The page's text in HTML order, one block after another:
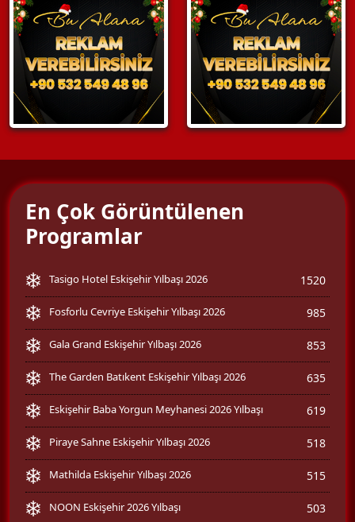
En Çok Görüntülenen
Programlar
Tasigo Hotel Eskişehir Yılbaşı 2026 1520
Fosforlu Cevriye Eskişehir Yılbaşı 2026 985
Gala Grand Eskişehir Yılbaşı 2026 853
The Garden Batıkent Eskişehir Yılbaşı 2026 635
Eskişehir Baba Yorgun Meyhanesi 2026 Yılbaşı 619
Piraye Sahne Eskişehir Yılbaşı 2026 518
Mathilda Eskişehir Yılbaşı 2026 515
NOON Eskişehir 2026 Yılbaşı 503